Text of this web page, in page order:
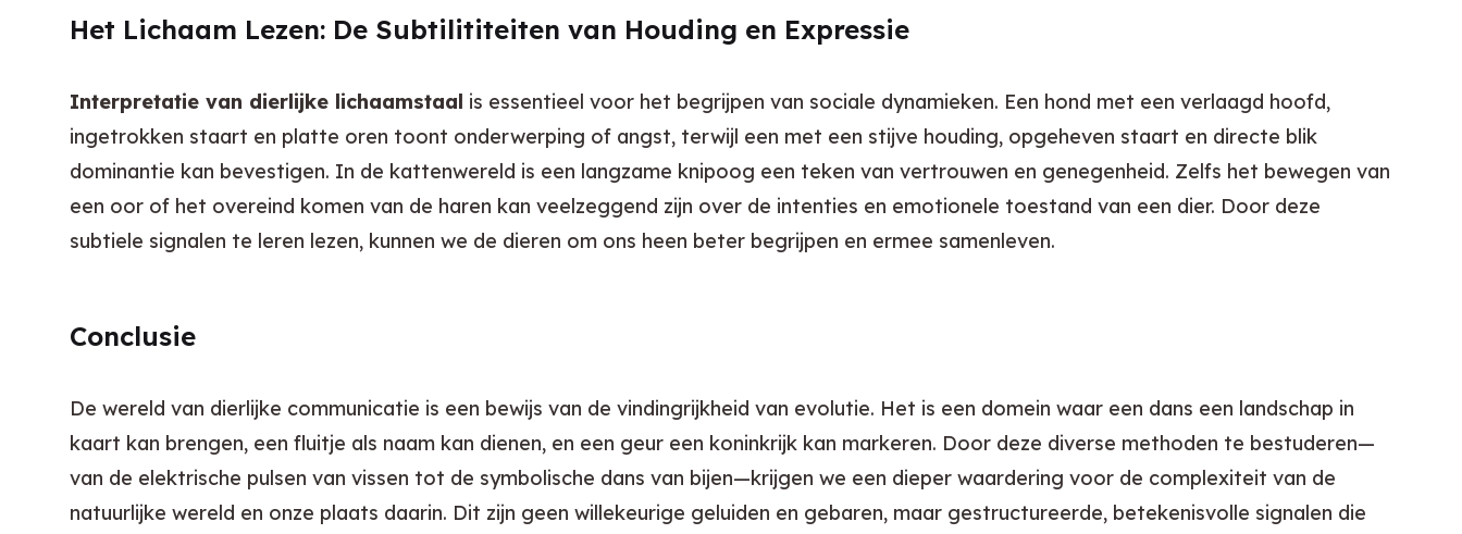
Het Lichaam Lezen: De Subtilititeiten van Houding en Expressie
Interpretatie van dierlijke lichaamstaal is essentieel voor het begrijpen van sociale dynamieken. Een hond met een verlaagd hoofd,
ingetrokken staart en platte oren toont onderwerping of angst, terwijl een met een stijve houding, opgeheven staart en directe blik
dominantie kan bevestigen. In de kattenwereld is een langzame knipoog een teken van vertrouwen en genegenheid. Zelfs het bewegen van
een oor of het overeind komen van de haren kan veelzeggend zijn over de intenties en emotionele toestand van een dier. Door deze
subtiele signalen te leren lezen, kunnen we de dieren om ons heen beter begrijpen en ermee samenleven.
Conclusie
De wereld van dierlijke communicatie is een bewijs van de vindingrijkheid van evolutie. Het is een domein waar een dans een landschap in
kaart kan brengen, een fluitje als naam kan dienen, en een geur een koninkrijk kan markeren. Door deze diverse methoden te bestuderen—
van de elektrische pulsen van vissen tot de symbolische dans van bijen—krijgen we een dieper waardering voor de complexiteit van de
natuurlijke wereld en onze plaats daarin. Dit zijn geen willekeurige geluiden en gebaren, maar gestructureerde, betekenisvolle signalen die